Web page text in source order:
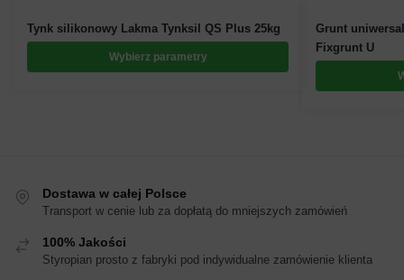
Tynk silikonowy Lakma Tynksil QS Plus 25kg
Wybierz parametry
Ten
produkt
ma
na
stronie
produktu
Grunt
Fixgrunt U
Ten
produkt
wiele
stronie
Dostawa w całej Polsce
Transport w cenie lub za dopłatą do mniejszych zamówień
100% Jakości
Styropian prosto z fabryki pod indywidualne zamówienie klienta